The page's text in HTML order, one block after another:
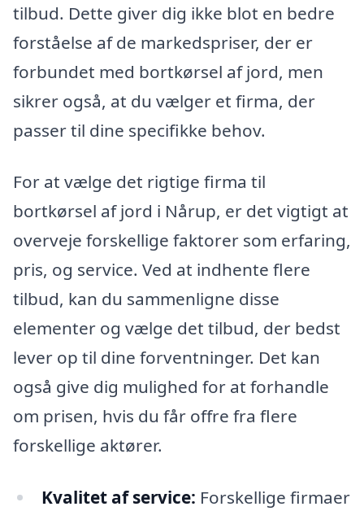
tilbud. Dette giver dig ikke blot en bedre
forståelse af de markedspriser, der er
forbundet med bortkørsel af jord, men
sikrer også, at du vælger et firma, der
passer til dine specifikke behov.
For at vælge det rigtige firma til
bortkørsel af jord i Nårup, er det vigtigt at
overveje forskellige faktorer som erfaring,
pris, og service. Ved at indhente flere
tilbud, kan du sammenligne disse
elementer og vælge det tilbud, der bedst
lever op til dine forventninger. Det kan
også give dig mulighed for at forhandle
om prisen, hvis du får offre fra flere
forskellige aktører.
Kvalitet af service: Forskellige firmaer